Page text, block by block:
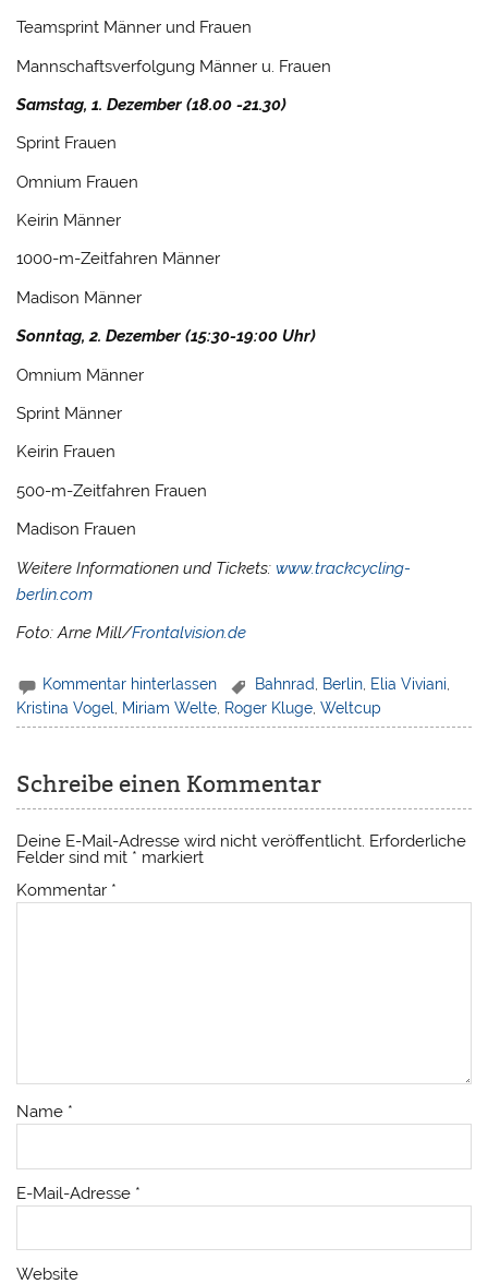
Teamsprint Männer und Frauen
Mannschaftsverfolgung Männer u. Frauen
Samstag, 1. Dezember (18.00 -21.30)
Sprint Frauen
Omnium Frauen
Keirin Männer
1000-m-Zeitfahren Männer
Madison Männer
Sonntag, 2. Dezember (15:30-19:00 Uhr)
Omnium Männer
Sprint Männer
Keirin Frauen
500-m-Zeitfahren Frauen
Madison Frauen
Weitere Informationen und Tickets:www.trackcycling-
berlin.com
Foto: Arne Mill/Frontalvision.de
Kommentar hinterlassen Bahnrad Berlin Elia Viviani
Kristina Vogel Miriam Welte Roger Kluge ,Weltcup
Schreibe einen Kommentar
Deine E-Mail-Adresse wird nicht veröffentlicht. Erforderliche
Felder sind mit * markiert
Kommentar *
Name *
E-Mail-Adresse *
Website